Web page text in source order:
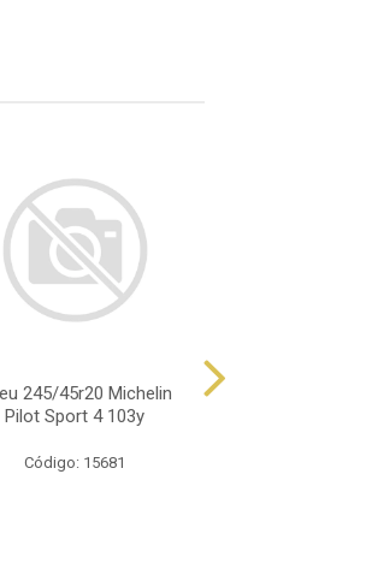
245/45r20 Michelin
Pilot Sport 4 103y
Código: 15681